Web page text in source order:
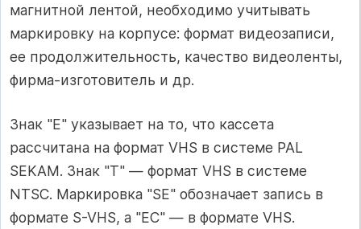
магнитной лентой, необходимо учитывать
маркировку на корпусе: формат видеозаписи,
ее продолжительность, качество видеоленты,
фирма-изготовитель и др.
Знак "Е" указывает на то, что кассета
рассчитана на формат VHS в системе PAL
SEKAM. Знак "Т" — формат VHS в системе
NTSC. Маркировка "SE" обозначает запись в
формате S-VHS, а "ЕС" — в формате VHS.